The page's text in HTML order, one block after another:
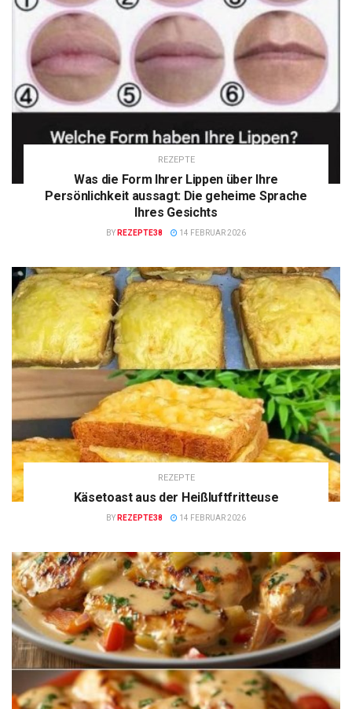
REZEPTE
Was die Form Ihrer Lippen über Ihre
Persönlichkeit aussagt: Die geheime Sprache
Ihres Gesichts
BY REZEPTE38 14 FEBRUAR 2026
REZEPTE
Käsetoast aus der Heißluftfritteuse
BY REZEPTE38 14 FEBRUAR 2026